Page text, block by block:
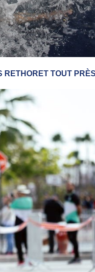
TOUT